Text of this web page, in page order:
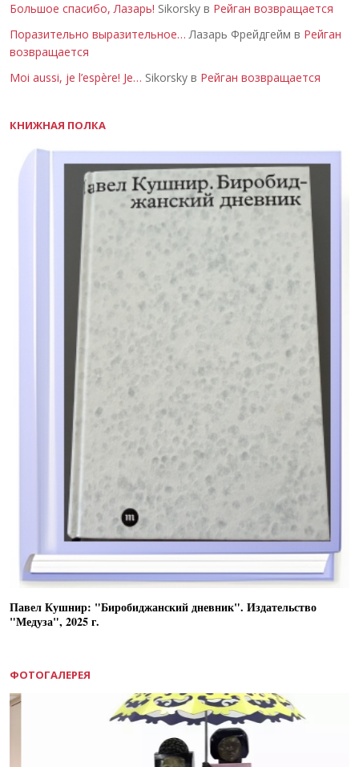
Большое спасибо, Лазарь! Sikorsky в Рейган возвращается
Поразительно выразительное… Лазарь Фрейдгейм в Рейган
возвращается
Moi aussi, je l’espère! Je… Sikorsky в Рейган возвращается
КНИЖНАЯ ПОЛКА
Павел Кушнир: "Биробиджанский дневник". Издательство
"Медуза", 2025 г.
ФОТОГАЛЕРЕЯ